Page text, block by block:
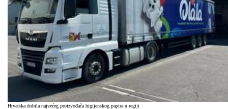
Hrvatska dobila najvećeg proizvođača higijenskog papira u regiji